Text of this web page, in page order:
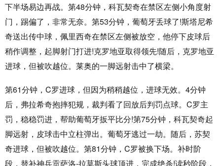
下半场易边再战。第48分钟，科瓦契奇在禁区左侧小角度射
门，踢偏了，非常无奈。第53分钟，葡萄牙丢球了!斯塔尼希
奇送出传中球，佩里西奇在禁区左侧被放空，他停下皮球后
稍作调整，起脚射门打进!克罗地亚取得领先!随后，克罗地亚
进球，但被吹越位。莱奥的一脚远射击中了横梁。
第61分钟，C罗进球，但因为稍稍越位，进球无效。4分钟
后，弗拉希奇抱摔犯规，裁判看了回放后判罚点球。C罗主
罚，稳稳罚进，帮助葡萄牙扳平比分!第75分钟，科瓦契奇起
脚远射，皮球击中立柱弹出。葡萄牙逃过一劫。随后，苏契
奇进球，但被吹越位。第81分钟，C罗被换下场。补时阶
段，替补神兵贡萨洛-拉莫斯头球顶进，完成绝杀!读秒阶段，